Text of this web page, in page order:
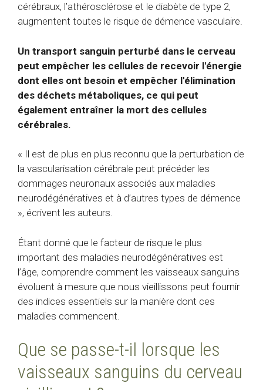
cérébraux, l’athérosclérose et le diabète de type 2,
augmentent toutes le risque de démence vasculaire.
Un transport sanguin perturbé dans le cerveau
peut empêcher les cellules de recevoir l'énergie
dont elles ont besoin et empêcher l'élimination
des déchets métaboliques, ce qui peut
également entraîner la mort des cellules
cérébrales.
« Il est de plus en plus reconnu que la perturbation de
la vascularisation cérébrale peut précéder les
dommages neuronaux associés aux maladies
neurodégénératives et à d’autres types de démence
», écrivent les auteurs.
Étant donné que le facteur de risque le plus
important des maladies neurodégénératives est
l’âge, comprendre comment les vaisseaux sanguins
évoluent à mesure que nous vieillissons peut fournir
des indices essentiels sur la manière dont ces
maladies commencent.
Que se passe-t-il lorsque les
vaisseaux sanguins du cerveau